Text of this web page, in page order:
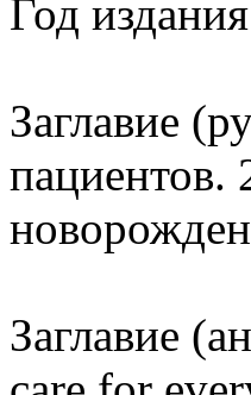
Год
Заглавие
пациентов.
Заглавие